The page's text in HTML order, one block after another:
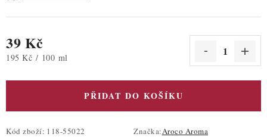
39 Kč
Měrná cena:
195 Kč / 100 ml
PŘIDAT DO KOŠÍKU
Kód zboží: 118-55022 Značka:Aroco Aroma